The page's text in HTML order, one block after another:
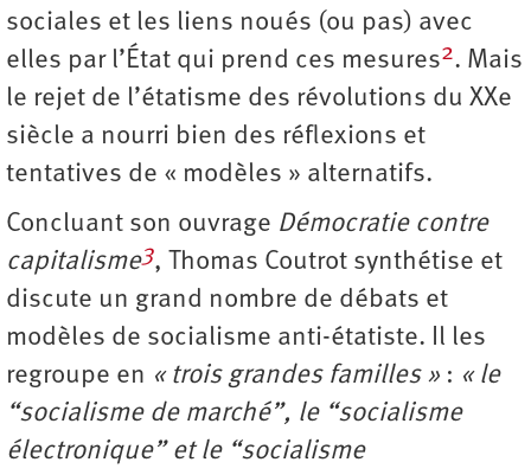
sociales et les liens noués (ou pas) avec
elles par l’État qui prend ces mesures2. Mais
le rejet de l’étatisme des révolutions du XXe
siècle a nourri bien des réflexions et
tentatives de « modèles » alternatifs.
Concluant son ouvrage Démocratie contre
capitalisme3, Thomas Coutrot synthétise et
discute un grand nombre de débats et
modèles de socialisme anti-étatiste. Il les
regroupe en « trois grandes familles » : « le
“socialisme de marché”, le “socialisme
électronique” et le “socialisme